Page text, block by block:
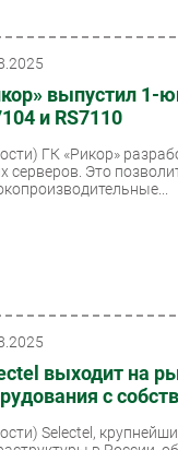
выпустил 1-
и RS7110
ГК «Рикор»
серверов. Это
выходит на
с
Selectel,